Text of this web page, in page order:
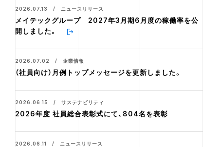
2026.07.13 / ニュースリリース
メイテックグループ 2027年3月期6月度の稼働率を公
開しました。
2026.07.02 / 企業情報
（社員向け）月例トップメッセージを更新しました。
2026.06.15 / サステナビリティ
2026年度 社員総合表彰式にて、804名を表彰
2026.06.11 / ニュースリリース